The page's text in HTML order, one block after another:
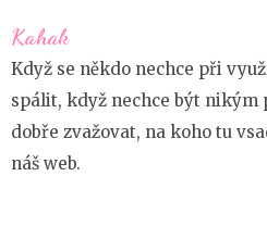
na
obsah
(stiskněte
Enter)
Kahak
Když se někdo nechce při
spálit, když nechce být nikým
dobře zvažovat, na koho tu
náš web.